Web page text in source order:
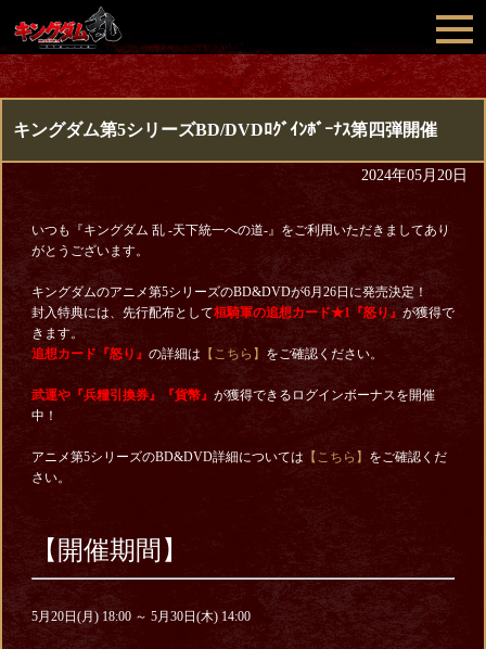
キングダム第5シリーズBD/DVDﾛｸﾞｲﾝﾎﾞｰﾅｽ第四弾開催
2024年05月20日
いつも『キングダム 乱 -天下統一への道-』をご利用いただきましてあり
がとうございます。
キングダムのアニメ第5シリーズのBD&DVDが6月26日に発売決定！
封入特典には、先行配布として桓騎軍の追想カード★1『怒り』 が獲得で
きます。
追想カード『怒り』 の詳細は 【こちら】 をご確認ください。
武運や『兵糧引換券』『貨幣』 が獲得できるログインボーナスを開催
中！
アニメ第5シリーズのBD&DVD詳細については 【こちら】 をご確認くだ
さい。
【開催期間】
5月20日(月) 18:00 ～ 5月30日(木) 14:00